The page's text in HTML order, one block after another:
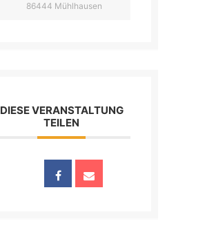
86444 Mühlhausen
DIESE VERANSTALTUNG
TEILEN